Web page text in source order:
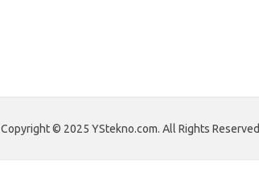
Copyright © 2025 YStekno.com. All Rights Reserved